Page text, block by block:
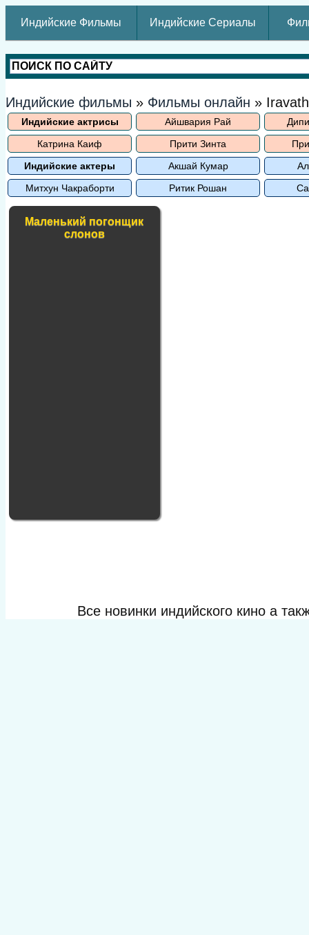
Индийские Фильмы Индийские Сериалы
Индийские фильмы » Фильмы онлайн »
Индийские актрисы Айшвария Рай
Катрина Каиф
Прити Зинта
Индийские актеры
Акшай Кумар
Митхун Чакраборти
Ритик Рошан
Маленький погонщик
слонов
Все новинки индийского кино а